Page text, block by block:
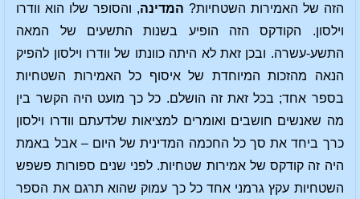
הזה של האמירות השטחיות? המדינה, והסופר שלו הוא וודרו
וילסון. הקודקס הזה הופיע בשנות התשעים של המאה
התשע-עשרה. ובכן זאת לא היתה כוונתו של וודרו וילסון להפיק
הנאה מהזכות המיוחדת של איסוף כל האמירות השטחיות
בספר אחד; בכל זאת זה הושלם. כל כך מועט היה הקשר בין
מה שאנשים חושבים ואומרים למציאות שלדעתם וודרו וילסון
כרך ביחד את סך כל החכמה המדינית של היום – אבל באמת
היה זה קודקס של אמירות שטחיות. לפני שנים ספורות פשפש
השטחיות עקץ גרמני אחד כל כך עמוק שהוא תרגם את הספר